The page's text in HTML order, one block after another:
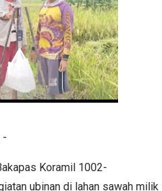
-
Koramil 1002-
ubinan di lahan sawah milik